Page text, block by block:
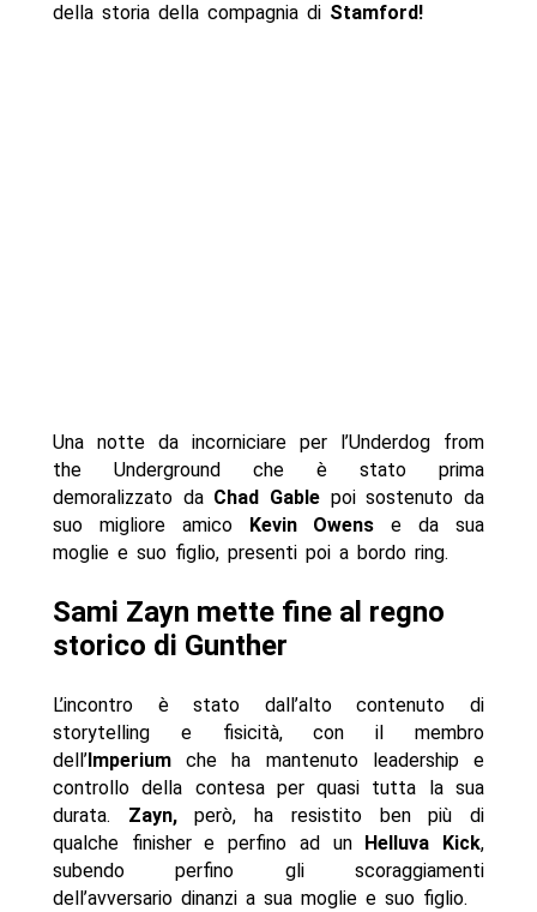
della storia della compagnia di Stamford!
Una notte da incorniciare per l’Underdog from
the Underground che è stato prima
demoralizzato da Chad Gable poi sostenuto da
suo migliore amico
Kevin Owense da sua
moglie e suo figlio, presenti poi a bordo ring.
Sami Zayn mette fine al regno
storico di Gunther
L’incontro è stato dall’alto contenuto di
storytelling e fisicità, con il membro
dell’Imperiumche ha mantenuto leadership e
controllo della contesa per quasi tutta la sua
durata. Zayn,però, ha resistito ben più di
qualche finisher e perfino ad un
Helluva Kick,
subendo perfino gli scoraggiamenti
dell’avversario dinanzi a sua moglie e suo figlio.